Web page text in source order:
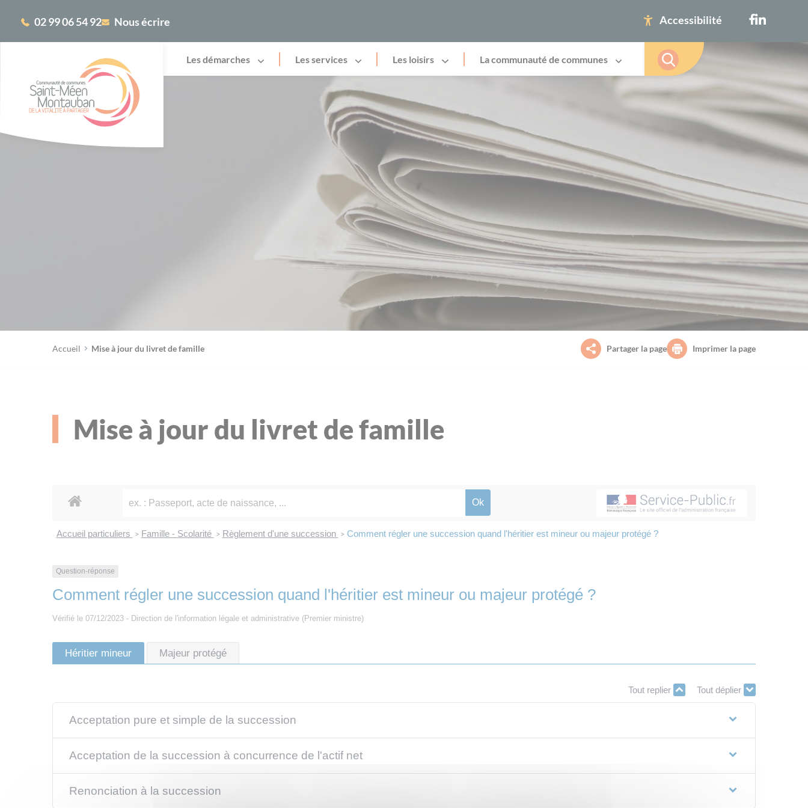
02 99 06 54 92 Nous écrire Accessibilité
Les démarches Les services Les loisirs La communauté de communes
Accueil Mise à jour du livret de famille Partager la page Imprimer la page
Mise à jour du livret de famille
Accueil particuliers > Famille - Scolarité > Règlement d'une succession > Comment régler une succession quand l'héritier est mineur ou majeur protégé ?
Question-réponse
Comment régler une succession quand l'héritier est mineur ou majeur protégé ?
Vérifié le 07/12/2023 - Direction de l'information légale et administrative (Premier ministre)
Héritier mineur Majeur protégé
Tout replier Tout déplier
Acceptation pure et simple de la succession
Acceptation de la succession à concurrence de l'actif net
Renonciation à la succession